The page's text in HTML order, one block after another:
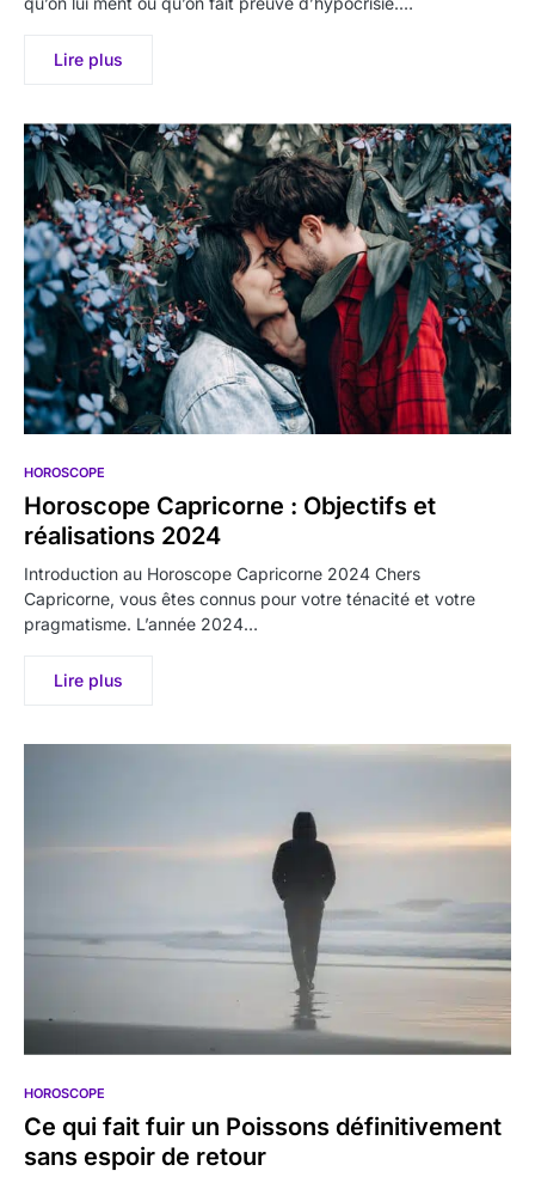
Lire plus
HOROSCOPE
Horoscope Capricorne : Objectifs et
réalisations 2024
Introduction au Horoscope Capricorne 2024 Chers
Capricorne, vous êtes connus pour votre ténacité et votre
pragmatisme. L’année 2024…
Lire plus
HOROSCOPE
Ce qui fait fuir un Poissons définitivement
sans espoir de retour